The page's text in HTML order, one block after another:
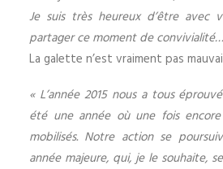
Je suis très heureux d’être avec
partager ce moment de
La galette n’est vraiment pas
« L’année 2015 nous a tous
été une année où une fois
mobilisés. Notre action se
année majeure, qui, je le souhaite,